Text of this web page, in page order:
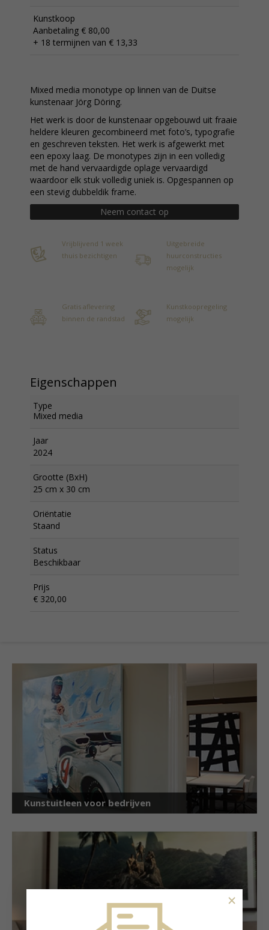
Kunstkoop
Aanbetaling € 80,00
+ 18 termijnen van € 13,33
Mixed media monotype op linnen van de Duitse
kunstenaar Jörg Döring.
Het werk is door de kunstenaar opgebouwd uit fraaie
heldere kleuren gecombineerd met foto’s, typografie
en geschreven teksten. Het werk is afgewerkt met
een epoxy laag. De monotypes zijn in een volledig
met de hand vervaardigde oplage vervaardigd
waardoor elk stuk volledig uniek is. Opgespannen op
een stevig dubbeldik frame.
Neem contact op
Vrijblijvend 1 week
thuis bezichtigen
Uitgebreide
huurconstructies
mogelijk
Gratis aflevering
binnen de randstad
Kunstkoopregeling
mogelijk
Eigenschappen
Type
Mixed media
Jaar
2024
Grootte (BxH)
25 cm x 30 cm
Oriëntatie
Staand
Status
Beschikbaar
Prijs
€ 320,00
Kunstuitleen voor bedrijven
×